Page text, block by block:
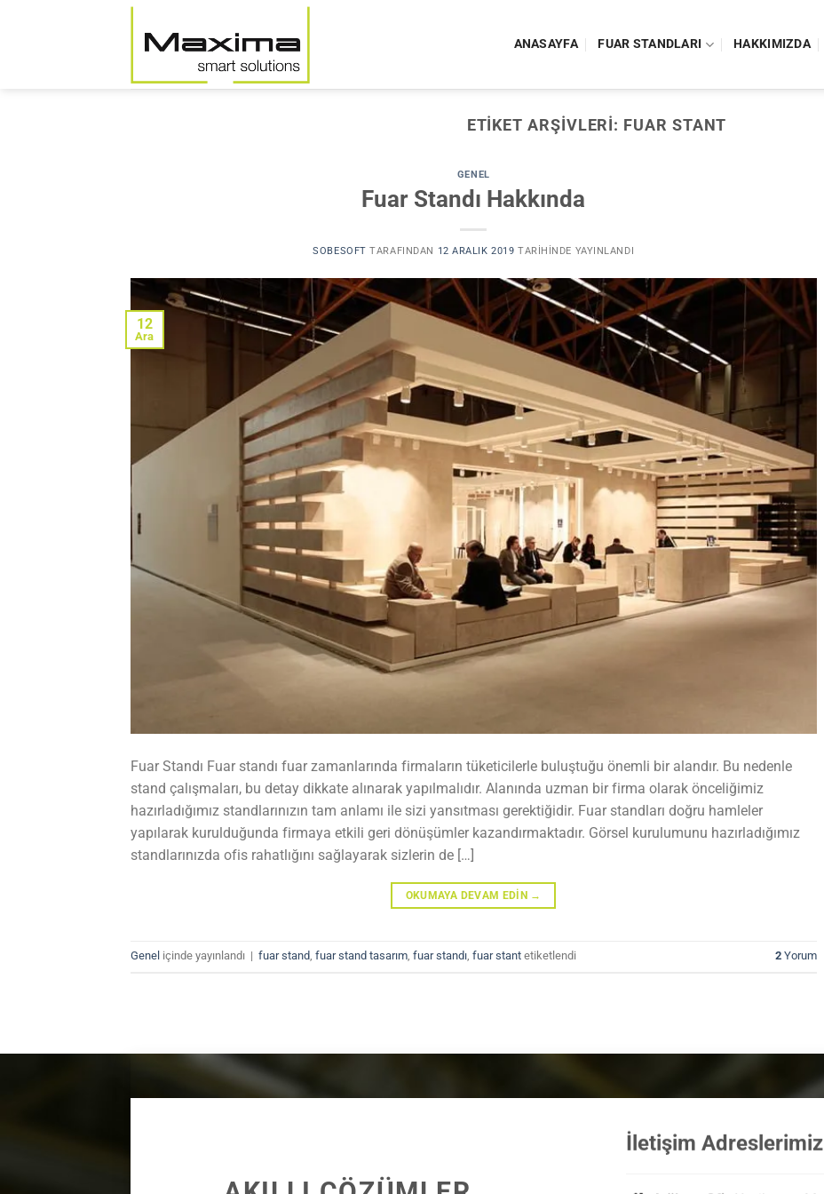
ANASAYFA FUAR STANDLARI HAKKIMIZDA
ETIKET ARŞIVLERI: FUAR STANT
GENEL
Fuar Standı Hakkında
SOBESOFT TARAFINDAN 12 ARALIK 2019 TARIHINDE YAYINLANDI
12
Ara
Fuar Standı Fuar standı fuar zamanlarında firmaların tüketicilerle buluştuğu önemli bir alandır. Bu nedenle
stand çalışmaları, bu detay dikkate alınarak yapılmalıdır. Alanında uzman bir firma olarak önceliğimiz
hazırladığımız standlarınızın tam anlamı ile sizi yansıtması gerektiğidir. Fuar standları doğru hamleler
yapılarak kurulduğunda firmaya etkili geri dönüşümler kazandırmaktadır. Görsel kurulumunu hazırladığımız
standlarınızda ofis rahatlığını sağlayarak sizlerin de […]
OKUMAYA DEVAM EDIN →
Genel içinde yayınlandı | fuar stand, fuar stand tasarım, fuar standı, fuar stant etiketlendi 2Yorum
İletişim Adreslerimiz